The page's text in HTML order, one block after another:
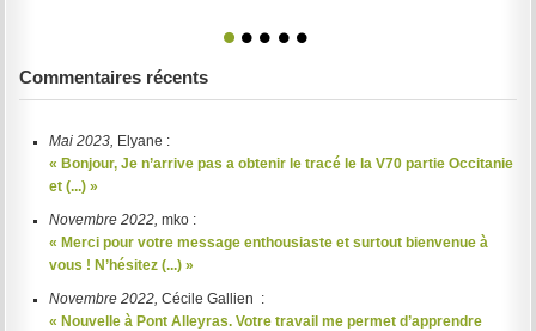
1 2 3 4 5
Commentaires récents
Mai 2023,
Elyane :
« Bonjour, Je n’arrive pas a obtenir le tracé le la V70 partie Occitanie
et (...) »
Novembre 2022, mko :
« Merci pour votre message enthousiaste et surtout bienvenue à
vous ! N’hésitez (...) »
Novembre 2022, Cécile Gallien :
« Nouvelle à Pont Alleyras. Votre travail me permet d’apprendre